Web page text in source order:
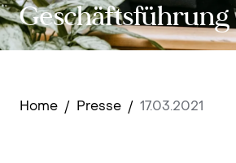
Geschäftsführung
Home / Presse / 17.03.2021